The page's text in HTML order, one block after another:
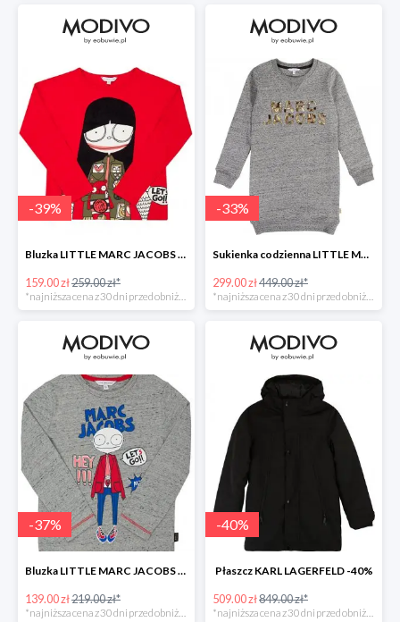
-39%
Bluzka LITTLE MARC JACOBS -39%
159.00 zł259.00 zł*
-33%
Sukienka codzienna LITTLE MARC JACOBS -33%
299.00 zł449.00 zł*
-37%
Bluzka LITTLE MARC JACOBS -37%
139.00 zł219.00 zł*
*najniższa cena z 30 dni przed obniżką
-40%
Płaszcz KARL LAGERFELD -40%
509.00 zł849.00 zł*
*najniższa cena z 30 dni przed obniżką